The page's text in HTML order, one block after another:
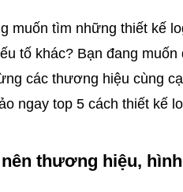
muốn tìm những thiết kế
tố khác? Bạn đang
các thương hiệu cùng
ngay top 5 cách thiết kế
nên thương hiệu,